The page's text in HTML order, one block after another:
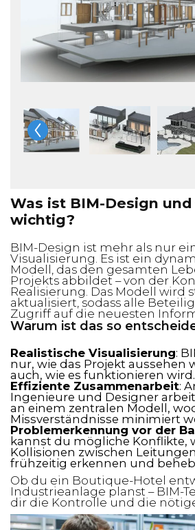
Was ist BIM-Design
wichtig?
BIM-Design ist mehr als nur
Visualisierung. Es ist ein
Modell, das den gesamten
Projekts abbildet – von der
Realisierung. Das Modell wird
aktualisiert, sodass alle
Zugriff auf die neuesten
Warum ist das so
Realistische Visualisierung:
nur, wie das Projekt aussehen
auch, wie es funktionieren wird.
Effiziente Zusammenarbeit:
Ingenieure und Designer
an einem zentralen Modell,
Missverständnisse minimiert
Problemerkennung vor der
kannst du mögliche Konflikte,
Kollisionen zwischen
frühzeitig erkennen und
Ob du ein Boutique-Hotel
Industrieanlage planst – BIM-
dir die Kontrolle und die